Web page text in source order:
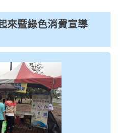
來暨綠色消費宣導